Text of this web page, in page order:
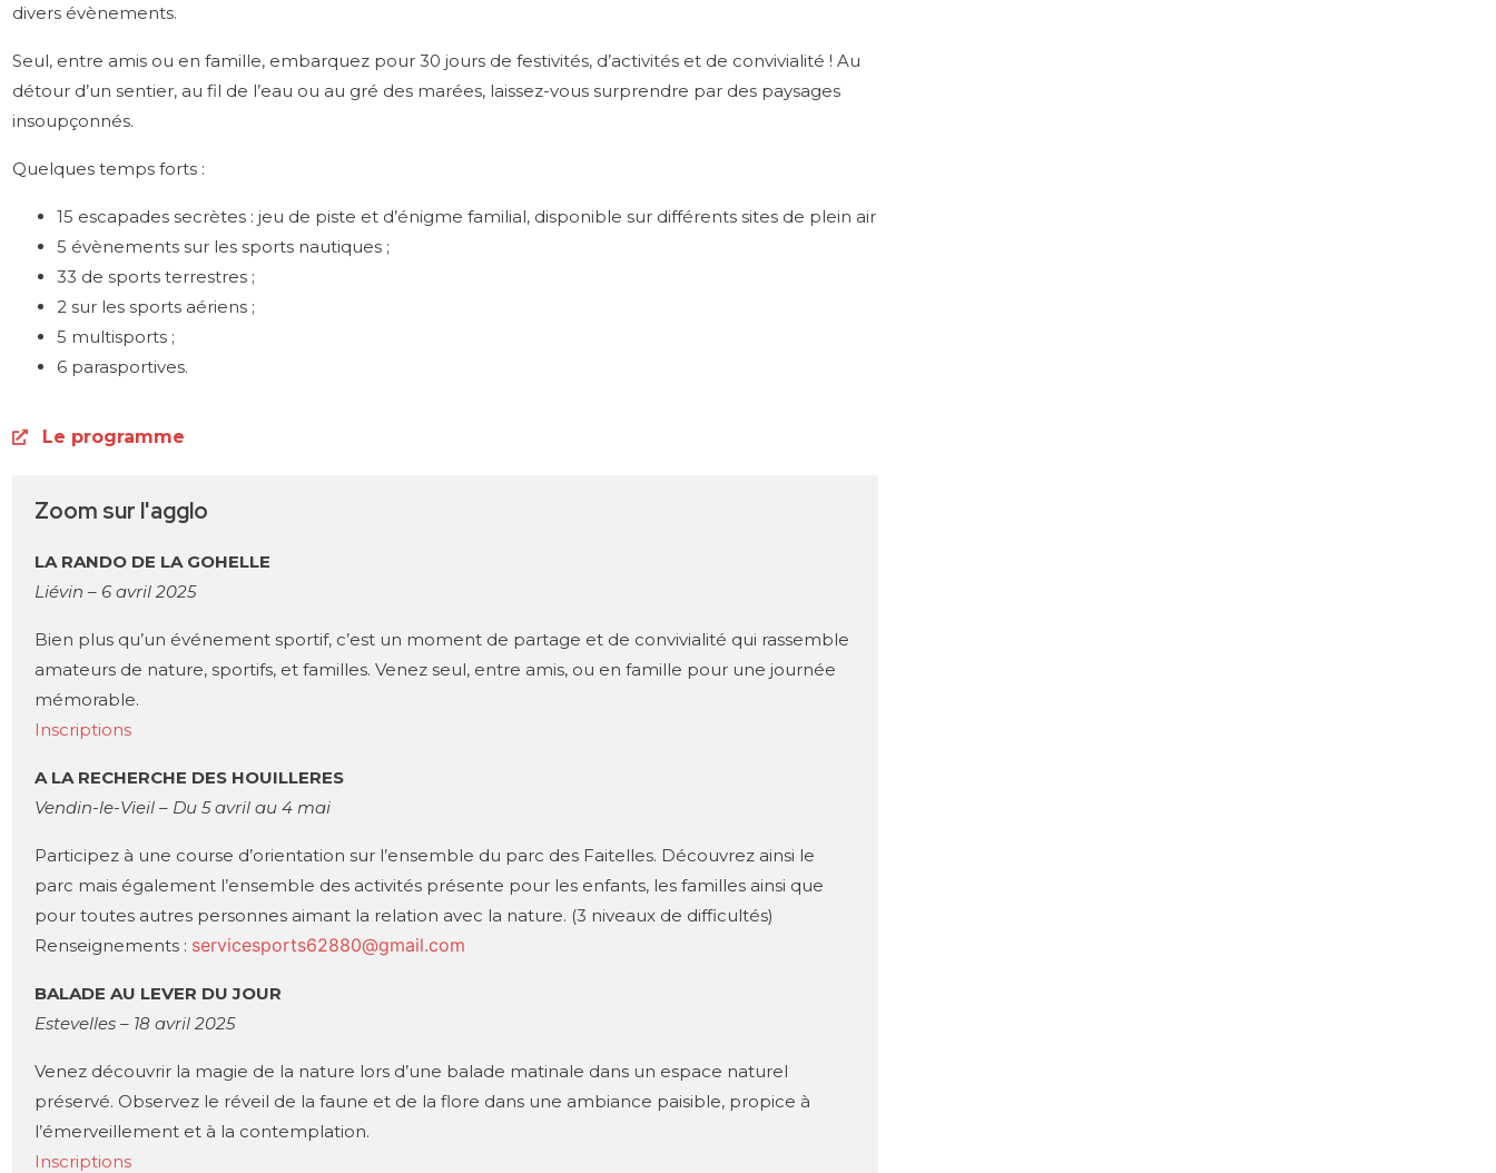
divers évènements.
Seul, entre amis ou en famille, embarquez pour 30 jours de festivités, d’activités et de convivialité ! Au
détour d’un sentier, au fil de l’eau ou au gré des marées, laissez-vous surprendre par des paysages
insoupçonnés.
Quelques temps forts :
15 escapades secrètes : jeu de piste et d’énigme familial, disponible sur différents sites de plein air
5 évènements sur les sports nautiques ;
33 de sports terrestres ;
2 sur les sports aériens ;
5 multisports ;
6 parasportives.
Le programme
Zoom sur l'agglo
LA RANDO DE LA GOHELLE
Liévin – 6 avril 2025
Bien plus qu’un événement sportif, c’est un moment de partage et de convivialité qui rassemble
amateurs de nature, sportifs, et familles. Venez seul, entre amis, ou en famille pour une journée
mémorable.
Inscriptions
A LA RECHERCHE DES HOUILLERES
Vendin-le-Vieil – Du 5 avril au 4 mai
Participez à une course d’orientation sur l’ensemble du parc des Faitelles. Découvrez ainsi le
parc mais également l’ensemble des activités présente pour les enfants, les familles ainsi que
pour toutes autres personnes aimant la relation avec la nature. (3 niveaux de difficultés)
Renseignements : servicesports62880@gmail.com
BALADE AU LEVER DU JOUR
Estevelles – 18 avril 2025
Venez découvrir la magie de la nature lors d’une balade matinale dans un espace naturel
préservé. Observez le réveil de la faune et de la flore dans une ambiance paisible, propice à
l’émerveillement et à la contemplation.
Inscriptions